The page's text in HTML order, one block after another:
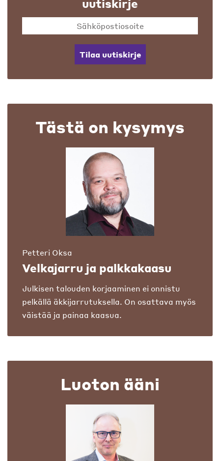
uutiskirje
Tilaa uutiskirje
Tästä on kysymys
Petteri Oksa
Velkajarru ja palkkakaasu
Julkisen talouden korjaaminen ei onnistu
pelkällä äkkijarrutuksella. On osattava myös
väistää ja painaa kaasua.
Luoton ääni